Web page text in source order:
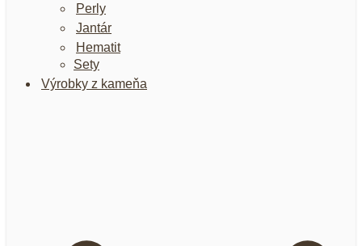
Perly
Jantár
Hematit
Sety
Výrobky z kameňa